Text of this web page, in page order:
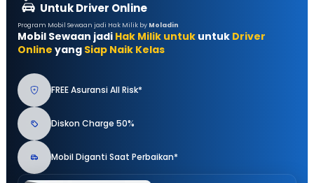
Untuk Driver Online
Program Mobil Sewaan jadi Hak Milik by Moladin
Mobil Sewaan jadi Hak Milik untuk untuk Driver
Online yang Siap Naik Kelas
FREE Asuransi All Risk*
Diskon Charge 50%
Mobil Diganti Saat Perbaikan*